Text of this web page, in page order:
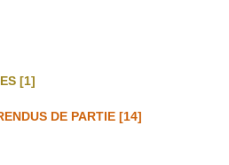
[1]
DE PARTIE [14]